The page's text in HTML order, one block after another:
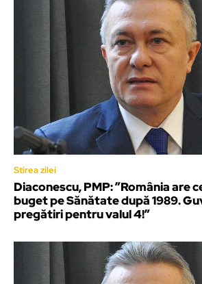
Stirea zilei
Diaconescu, PMP: ”România are
buget pe Sănătate după 1989.
pregătiri pentru valul 4!”